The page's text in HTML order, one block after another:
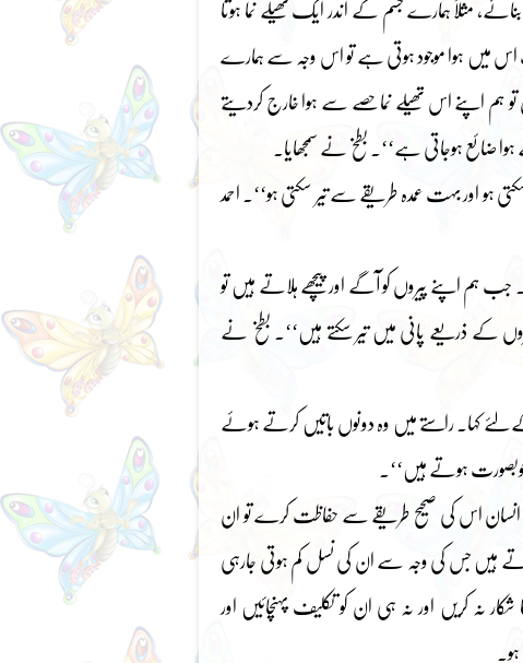
مثلاً ہمارے جسم کے اندر ایک تھیلے نما ہوتا
اس میں ہوا موجود ہوتی ہے تو اس وجہ سے ہمارے
تو ہم اپنے اس تھیلے نما حصے سے ہوا خارج کردیتے
ضائع ہوجاتی ہے‘‘۔ بطخ نے سمجھایا۔
ہو اور بہت عمدہ طریقے سے تیر سکتی ہو‘‘۔ احمد
ہم اپنے پیروں کو آگے اور پیچھے ہلاتے ہیں تو
کے ذریعے پانی میں تیر سکتے ہیں‘‘۔ بطخ نے
لئے کہا۔ راستے میں وہ دونوں باتیں کرتے ہوئے
ہوتے ہیں‘‘۔
اگر انسان اس کی صحیح طریقے سے حفاظت کرے تو ان
کرتے ہیں جس کی وجہ سے ان کی نسل کم ہوتی جارہی
نہ کریں اور نہ ہی ان کو تکلیف پہنچائیں اور